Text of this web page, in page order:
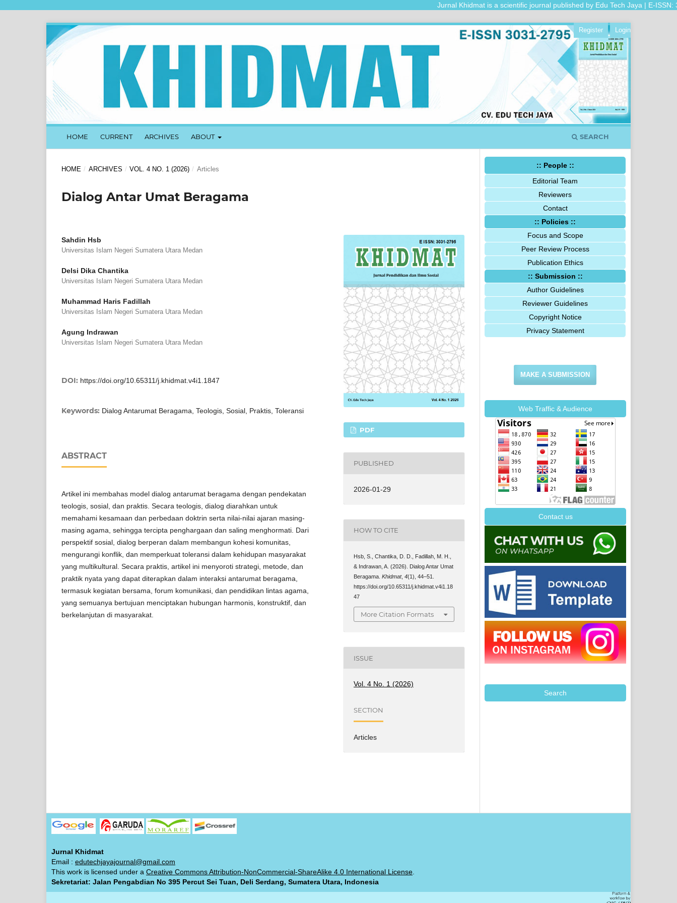
Jurnal Khidmat is a scientific journal published by Edu Tech Jaya | E-ISSN:
HOME CURRENT ARCHIVES ABOUT SEARCH
Register Login
HOME / ARCHIVES / VOL. 4 NO. 1 (2026) / Articles
Dialog Antar Umat Beragama
Sahdin Hsb
Universitas Islam Negeri Sumatera Utara Medan
Delsi Dika Chantika
Universitas Islam Negeri Sumatera Utara Medan
Muhammad Haris Fadillah
Universitas Islam Negeri Sumatera Utara Medan
Agung Indrawan
Universitas Islam Negeri Sumatera Utara Medan
DOI: https://doi.org/10.65311/j.khidmat.v4i1.1847
Keywords: Dialog Antarumat Beragama, Teologis, Sosial, Praktis, Toleransi
ABSTRACT
Artikel ini membahas model dialog antarumat beragama dengan pendekatan
teologis, sosial, dan praktis. Secara teologis, dialog diarahkan untuk
memahami kesamaan dan perbedaan doktrin serta nilai-nilai ajaran masing-
masing agama, sehingga tercipta penghargaan dan saling menghormati. Dari
perspektif sosial, dialog berperan dalam membangun kohesi komunitas,
mengurangi konflik, dan memperkuat toleransi dalam kehidupan masyarakat
yang multikultural. Secara praktis, artikel ini menyoroti strategi, metode, dan
praktik nyata yang dapat diterapkan dalam interaksi antarumat beragama,
termasuk kegiatan bersama, forum komunikasi, dan pendidikan lintas agama,
yang semuanya bertujuan menciptakan hubungan harmonis, konstruktif, dan
berkelanjutan di masyarakat.
PDF
PUBLISHED
2026-01-29
HOW TO CITE
Hsb, S., Chantika, D. D., Fadillah, M. H.,
& Indrawan, A. (2026). Dialog Antar Umat
Beragama.Khidmat,4(1), 44–51.
https://doi.org/10.65311/j.khidmat.v4i1.18
47
More Citation Formats
ISSUE
Vol. 4 No. 1 (2026)
SECTION
Articles
:: People ::
Editorial Team
Reviewers
Contact
:: Policies ::
Focus and Scope
Peer Review Process
Publication Ethics
:: Submission ::
Author Guidelines
Reviewer Guidelines
Copyright Notice
Privacy Statement
MAKE A SUBMISSION
Web Traffic & Audience
Contact us
Search
Jurnal Khidmat
Email : edutechjayajournal@gmail.com
This work is licensed under a Creative Commons Attribution-NonCommercial-ShareAlike 4.0 International License.
Sekretariat: Jalan Pengabdian No 395 Percut Sei Tuan, Deli Serdang, Sumatera Utara, Indonesia